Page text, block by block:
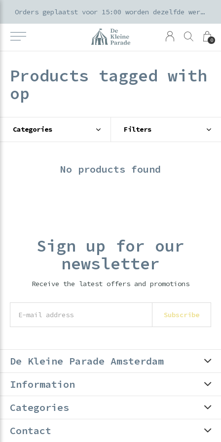
0
Orders geplaatst voor 15:00 worden dezelfde werkdag verzonden
Products tagged with
op
Categories Filters
No products found
Sign up for our
newsletter
Receive the latest offers and promotions
Subscribe
De Kleine Parade Amsterdam
Information
Categories
Contact